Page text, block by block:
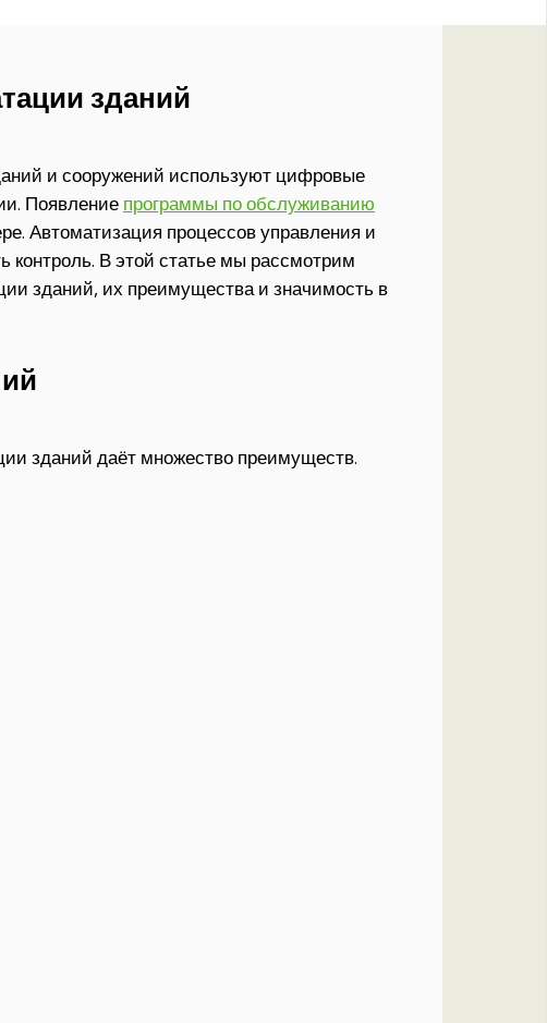
зданий
и сооружений используют цифровые
Появление программы по обслуживанию
Автоматизация процессов управления и
контроль. В этой статье мы рассмотрим
зданий, их преимущества и значимость в
зданий даёт множество преимуществ.